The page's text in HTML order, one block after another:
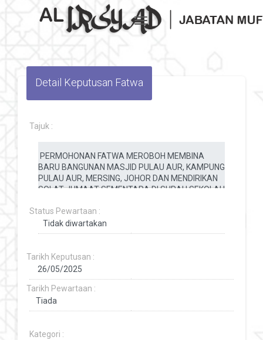
Toggle navigation
Detail Keputusan Fatwa
Tajuk :
Status Pewartaan :
Tarikh Keputusan :
Tarikh Pewartaan :
Kategori :